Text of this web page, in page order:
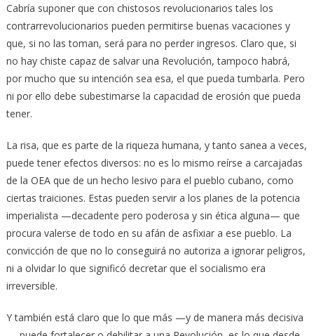
Cabría suponer que con chistosos revolucionarios tales los
contrarrevolucionarios pueden permitirse buenas vacaciones y
que, si no las toman, será para no perder ingresos. Claro que, si
no hay chiste capaz de salvar una Revolución, tampoco habrá,
por mucho que su intención sea esa, el que pueda tumbarla. Pero
ni por ello debe subestimarse la capacidad de erosión que pueda
tener.
La risa, que es parte de la riqueza humana, y tanto sanea a veces,
puede tener efectos diversos: no es lo mismo reírse a carcajadas
de la OEA que de un hecho lesivo para el pueblo cubano, como
ciertas traiciones. Estas pueden servir a los planes de la potencia
imperialista —decadente pero poderosa y sin ética alguna— que
procura valerse de todo en su afán de asfixiar a ese pueblo. La
convicción de que no lo conseguirá no autoriza a ignorar peligros,
ni a olvidar lo que significó decretar que el socialismo era
irreversible.
Y también está claro que lo que más —y de manera más decisiva